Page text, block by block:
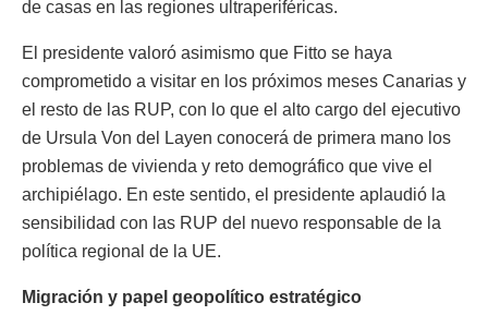
de casas en las regiones ultraperiféricas.
El presidente valoró asimismo que Fitto se haya
comprometido a visitar en los próximos meses Canarias y
el resto de las RUP, con lo que el alto cargo del ejecutivo
de Ursula Von del Layen conocerá de primera mano los
problemas de vivienda y reto demográfico que vive el
archipiélago. En este sentido, el presidente aplaudió la
sensibilidad con las RUP del nuevo responsable de la
política regional de la UE.
Migración y papel geopolítico estratégico